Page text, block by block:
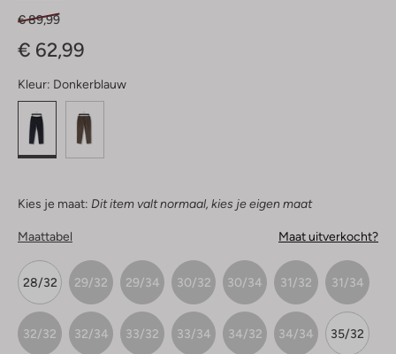
€ 89,99
€ 62,99
Kleur: Donkerblauw
Kies je maat: Dit item valt normaal, kies je eigen maat
Maattabel Maat uitverkocht?
28/32 29/32 29/34 30/32 30/34 31/32 31/34
32/32 32/34 33/32 33/34 34/32 34/34 35/32